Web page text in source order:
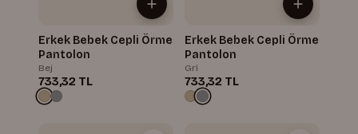
Erkek Bebek Cepli Örme
Pantolon
Bej
733,32 TL
Erkek Bebek Cepli Örme
Pantolon
Gri
733,32 TL